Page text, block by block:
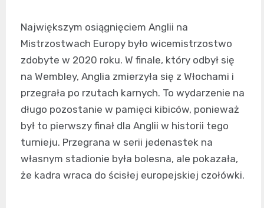
Największym osiągnięciem Anglii na
Mistrzostwach Europy było wicemistrzostwo
zdobyte w 2020 roku. W finale, który odbył się
na Wembley, Anglia zmierzyła się z Włochami i
przegrała po rzutach karnych. To wydarzenie na
długo pozostanie w pamięci kibiców, ponieważ
był to pierwszy finał dla Anglii w historii tego
turnieju. Przegrana w serii jedenastek na
własnym stadionie była bolesna, ale pokazała,
że kadra wraca do ścisłej europejskiej czołówki.